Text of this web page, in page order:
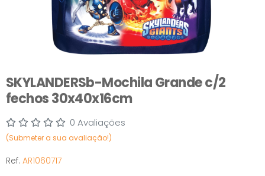
SKYLANDERSb-Mochila Grande c/2
fechos 30x40x16cm
0 Avaliações
(Submeter a sua avaliação!)
Ref. AR1060717